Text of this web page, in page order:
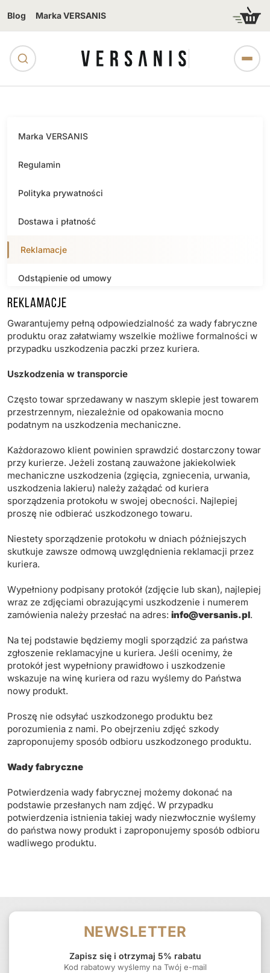
Blog Marka VERSANIS
Marka VERSANIS
Regulamin
Polityka prywatności
Dostawa i płatność
Reklamacje
Odstąpienie od umowy
Bezpieczeństwo produktów
Produkty
Reklamacje
Gwarantujemy pełną odpowiedzialność za wady fabryczne
produktu oraz załatwiamy wszelkie możliwe formalności w
przypadku uszkodzenia paczki przez kuriera.
Uszkodzenia w transporcie
Często towar sprzedawany w naszym sklepie jest towarem
przestrzennym, niezależnie od opakowania mocno
podatnym na uszkodzenia mechaniczne.
Każdorazowo klient powinien sprawdzić dostarczony towar
przy kurierze. Jeżeli zostaną zauważone jakiekolwiek
mechaniczne uszkodzenia (zgięcia, zgniecenia, urwania,
uszkodzenia lakieru) należy zażądać od kuriera
sporządzenia protokołu w swojej obecności. Najlepiej
proszę nie odbierać uszkodzonego towaru.
Niestety sporządzenie protokołu w dniach późniejszych
skutkuje zawsze odmową uwzględnienia reklamacji przez
kuriera.
Wypełniony podpisany protokół (zdjęcie lub skan), najlepiej
wraz ze zdjęciami obrazującymi uszkodzenie i numerem
zamówienia należy przesłać na adres: info@versanis.pl.
Na tej podstawie będziemy mogli sporządzić za państwa
zgłoszenie reklamacyjne u kuriera. Jeśli ocenimy, że
protokół jest wypełniony prawidłowo i uszkodzenie
wskazuje na winę kuriera od razu wyślemy do Państwa
nowy produkt.
Proszę nie odsyłać uszkodzonego produktu bez
porozumienia z nami. Po obejrzeniu zdjęć szkody
zaproponujemy sposób odbioru uszkodzonego produktu.
Wady fabryczne
Potwierdzenia wady fabrycznej możemy dokonać na
podstawie przesłanych nam zdjęć. W przypadku
potwierdzenia istnienia takiej wady niezwłocznie wyślemy
do państwa nowy produkt i zaproponujemy sposób odbioru
wadliwego produktu.
NEWSLETTER
Zapisz się i otrzymaj 5% rabatu
Kod rabatowy wyślemy na Twój e-mail